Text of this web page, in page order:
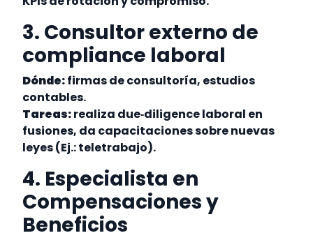
3. Consultor externo de
compliance laboral
Dónde:firmas de consultoría, estudios
contables.
Tareas:realiza due‐diligence laboral en
fusiones, da capacitaciones sobre nuevas
leyes (Ej.: teletrabajo).
4. Especialista en
Compensaciones y
Beneficios